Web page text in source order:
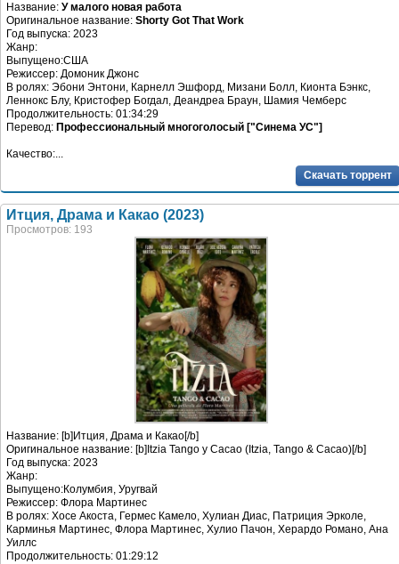
Название: У малого новая работа
Оригинальное название: Shorty Got That Work
Год выпуска: 2023
Жанр:
Выпущено:США
Режиссер: Домоник Джонс
В ролях: Эбони Энтони, Карнелл Эшфорд, Мизани Болл, Кионта Бэнкс,
Леннокс Блу, Кристофер Богдал, Деандреа Браун, Шамия Чемберс
Продолжительность: 01:34:29
Перевод: Профессиональный многоголосый ["Синема УС"]
Качество:...
Скачать торрент
Итция, Драма и Какао (2023)
Просмотров: 193
Название: [b]Итция, Драма и Какао[/b]
Оригинальное название: [b]Itzia Tango y Cacao (Itzia, Tango & Cacao)[/b]
Год выпуска: 2023
Жанр:
Выпущено:Колумбия, Уругвай
Режиссер: Флора Мартинес
В ролях: Хосе Акоста, Гермес Камело, Хулиан Диас, Патриция Эрколе,
Карминья Мартинес, Флора Мартинес, Хулио Пачон, Херардо Романо, Ана
Уиллс
Продолжительность: 01:29:12